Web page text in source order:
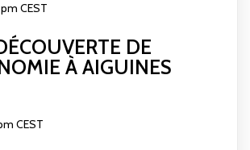
pm CEST
DE
À AIGUINES
CEST